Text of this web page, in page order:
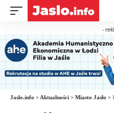
-
Jaslo.info > Aktualności > Miasto Jasło >